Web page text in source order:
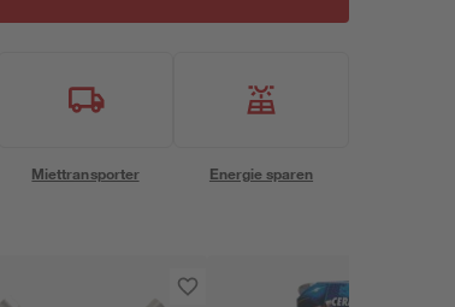
Miettransporter Energie sparen